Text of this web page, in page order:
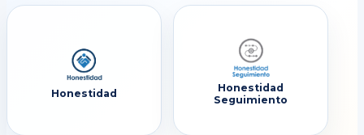
Honestidad
Honestidad
Seguimiento